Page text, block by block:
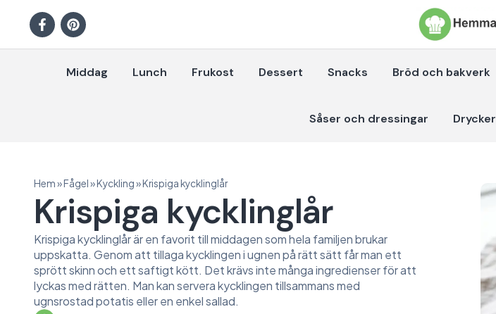
Middag Lunch Frukost Dessert Snacks Bröd och bakverk
Såser och dressingar Drycker
Hem»Fågel»Kyckling»Krispiga kycklinglår
Krispiga kycklinglår
Krispiga kycklinglår är en favorit till middagen som hela familjen brukar
uppskatta. Genom att tillaga kycklingen i ugnen på rätt sätt får man ett
sprött skinn och ett saftigt kött. Det krävs inte många ingredienser för att
lyckas med rätten. Man kan servera kycklingen tillsammans med
ugnsrostad potatis eller en enkel sallad.